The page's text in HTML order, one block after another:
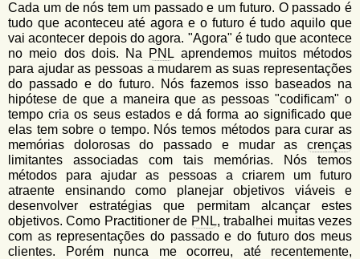
l
á
r
i
o
d
e
b
u
s
o
G
o
l
f
i
n
h
o
Cada um de nós tem um passado e um futuro. O passado é
tudo que aconteceu até agora e o futuro é tudo aquilo que
vai acontecer depois do agora. "Agora" é tudo que acontece
no meio dos dois. Na
PNL aprendemos muitos métodos
para ajudar as pessoas a mudarem as suas representações
do passado e do futuro. Nós fazemos isso baseados na
hipótese de que a maneira que as pessoas "codificam" o
tempo cria os seus estados e dá forma ao significado que
elas tem sobre o tempo. Nós temos métodos para curar as
memórias dolorosas do passado e mudar as crenças
limitantes associadas com tais memórias. Nós temos
métodos para ajudar as pessoas a criarem um futuro
atraente ensinando como planejar objetivos viáveis e
desenvolver estratégias que permitam alcançar estes
objetivos. Como Practitioner de PNL, trabalhei muitas vezes
com as representações do passado e do futuro dos meus
clientes. Porém nunca me ocorreu, até recentemente,